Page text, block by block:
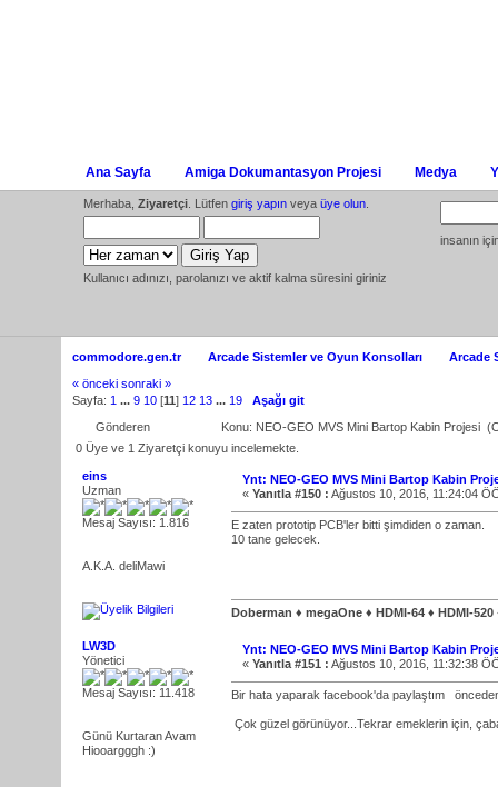
Ana Sayfa Amiga Dokumantasyon Projesi Medya
Merhaba, Ziyaretçi . Lütfen giriş yapın veya üye olun
Kullanıcı adınızı, parolanızı ve aktif kalma süresini giriniz
insanın
commodore.gen.tr Arcade Sistemler ve Oyun Konsolları
Arcade
« önceki sonraki »
Sayfa: 1 ... 9 10 [11] 12 13 ... 19
Aşağı git
Gönderen
Konu: NEO-GEO MVS Mini Bartop Kabin Projesi
0 Üye ve 1 Ziyaretçi konuyu incelemekte.
eins
Uzman
Mesaj Sayısı: 1.816
A.K.A. deliMawi
Ynt: NEO-GEO MVS Mini Bartop Kabin
« Yanıtla #150 : Ağustos 10, 2016, 11:24:04
E zaten prototip PCB'ler bitti şimdiden o zaman.
10 tane gelecek.
Doberman ♦ megaOne ♦ HDMI-64 ♦ HDMI-
LW3D
Yönetici
Mesaj Sayısı: 11.418
Günü Kurtaran Avam
Hiooargggh :)
Ynt: NEO-GEO MVS Mini Bartop Kabin
« Yanıtla #151 : Ağustos 10, 2016, 11:32:38
Bir hata yaparak facebook'da paylaştım
Çok güzel görünüyor...Tekrar emeklerin için,